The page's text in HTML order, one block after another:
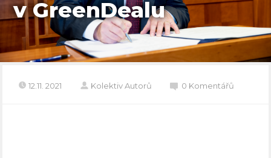
v GreenDealu
12.11. 2021 Kolektiv Autorů 0 Komentářů